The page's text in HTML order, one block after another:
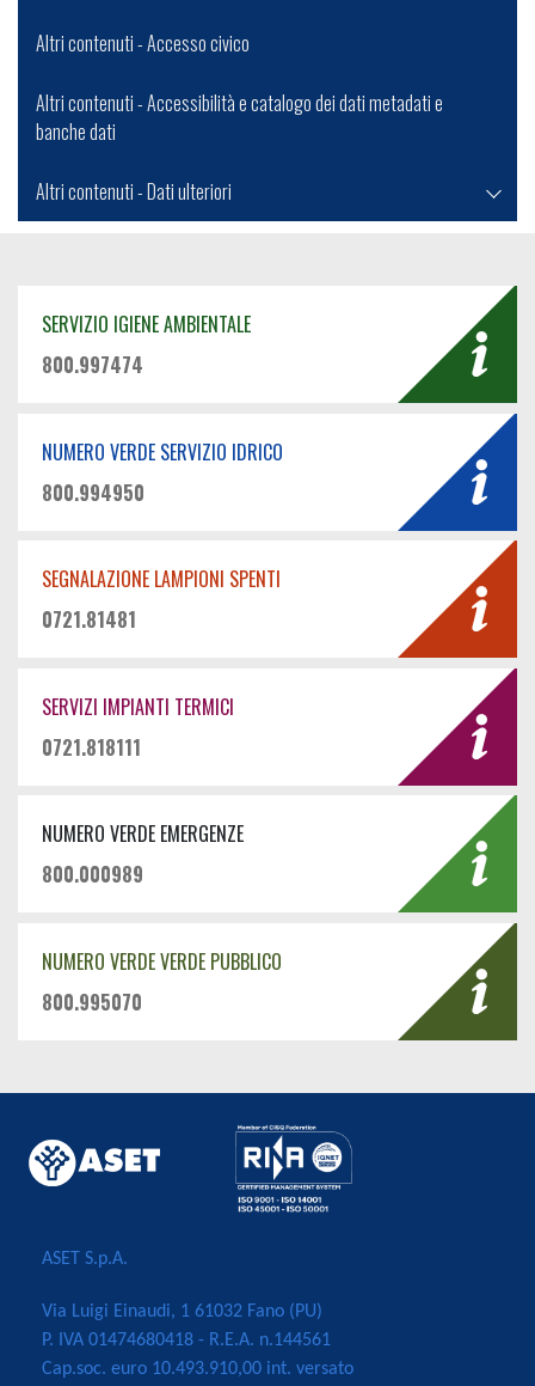
Altri contenuti - Accesso civico
Altri contenuti - Accessibilità e catalogo dei dati metadati e
banche dati
Altri contenuti - Dati ulteriori
SERVIZIO IGIENE AMBIENTALE
800.997474
NUMERO VERDE SERVIZIO IDRICO
800.994950
SEGNALAZIONE LAMPIONI SPENTI
0721.81481
SERVIZI IMPIANTI TERMICI
0721.818111
NUMERO VERDE EMERGENZE
800.000989
NUMERO VERDE VERDE PUBBLICO
800.995070
ASET S.p.A.
Via Luigi Einaudi, 1 61032 Fano (PU)
P. IVA 01474680418 - R.E.A. n.144561
Cap.soc. euro 10.493.910,00 int. versato